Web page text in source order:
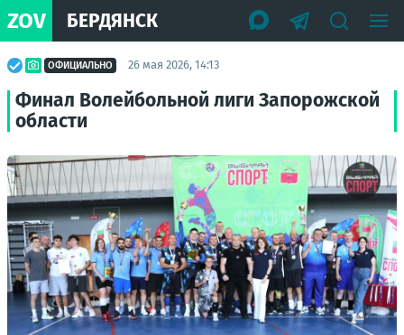
ZOV БЕРДЯНСК
ОФИЦИАЛЬНО 26 мая 2026, 14:13
Финал Волейбольной лиги Запорожской
области